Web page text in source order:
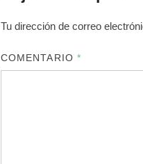
Tu dirección de correo
COMENTARIO *